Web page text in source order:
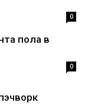
0
пола в
0